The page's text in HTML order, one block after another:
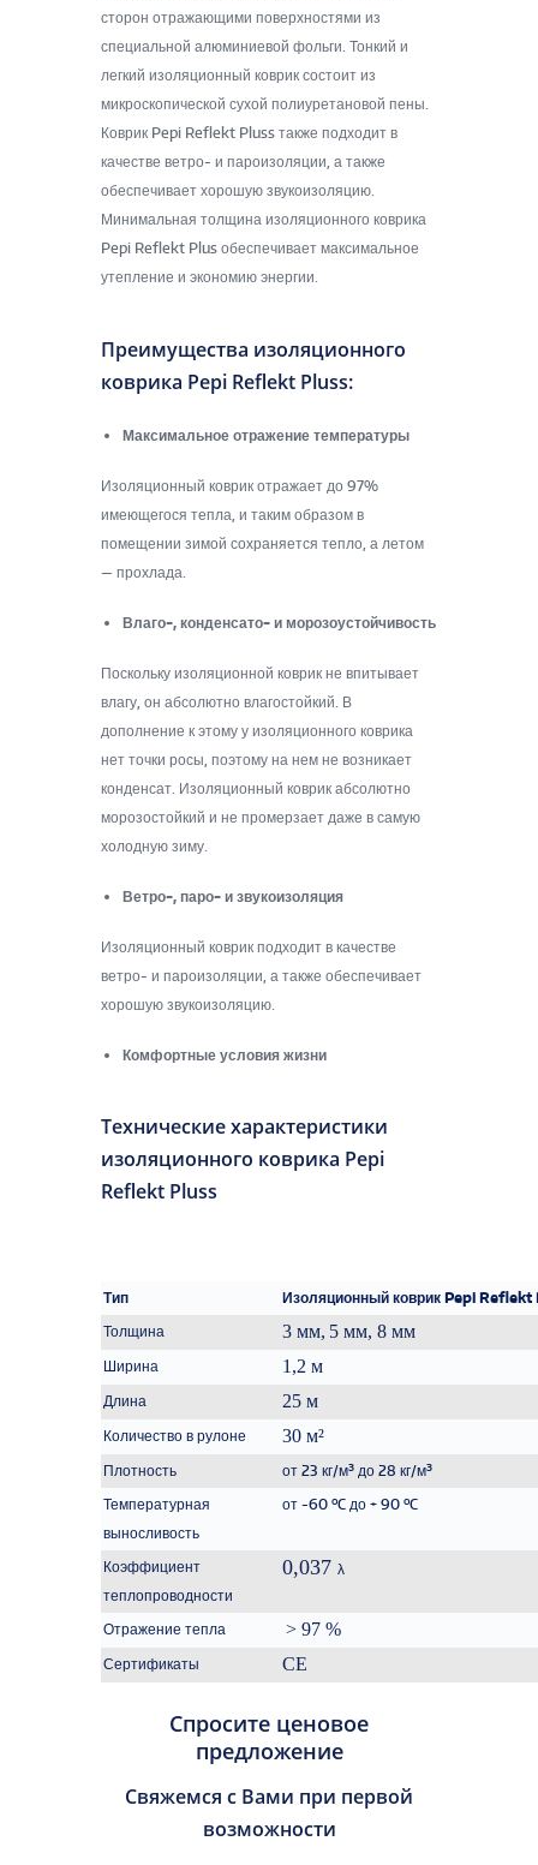
сторон отражающими поверхностями из
специальной алюминиевой фольги. Тонкий и
легкий изоляционный коврик состоит из
микроскопической сухой полиуретановой пены.
Коврик Pepi Reflekt Pluss также подходит в
качестве ветро- и пароизоляции, а также
обеспечивает хорошую звукоизоляцию.
Минимальная толщина изоляционного коврика
Pepi Reflekt Plus обеспечивает максимальное
утепление и экономию энергии.
Преимущества изоляционного
коврика Pepi Reflekt Pluss:​​
Максимальное отражение температуры
Изоляционный коврик отражает до 97%
имеющегося тепла, и таким образом в
помещении зимой сохраняется тепло, а летом
— прохлада.
Влаго-, конденсато- и морозоустойчивость
Поскольку изоляционной коврик не впитывает
влагу, он абсолютно влагостойкий. В
дополнение к этому у изоляционного коврика
нет точки росы, поэтому на нем не возникает
конденсат. Изоляционный коврик абсолютно
морозостойкий и не промерзает даже в самую
холодную зиму.
Ветро-, паро- и звукоизоляция
Изоляционный коврик подходит в качестве
ветро- и пароизоляции, а также обеспечивает
хорошую звукоизоляцию.
Комфортные условия жизни
Технические характеристики
изоляционного коврика Pepi
Reflekt Pluss
Тип
Изоляционный коврик Pepi Reflekt
Толщина
3 мм, 5 мм, 8 мм
Ширина 1,2 м
Длина 25 м
Количество в рулоне 30 м²
Плотность
от 23 кг/м³ до 28 кг/м³
Температурная
выносливость
от -60 oC до + 90 oC
Коэффициент
теплопроводности
0,037 λ
Отражение тепла > 97 %
Сертификаты CE
Спросите ценовое
предложение
Свяжемся с Вами при первой
возможности